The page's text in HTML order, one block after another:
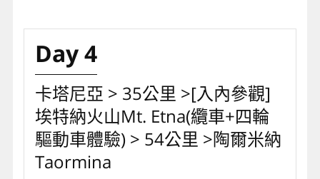
Day 4
卡塔尼亞 > 35公里 >[入內參觀]
埃特納火山Mt. Etna(纜車+四輪
驅動車體驗) > 54公里 >陶爾米納
Taormina